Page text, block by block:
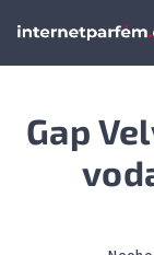
Gap